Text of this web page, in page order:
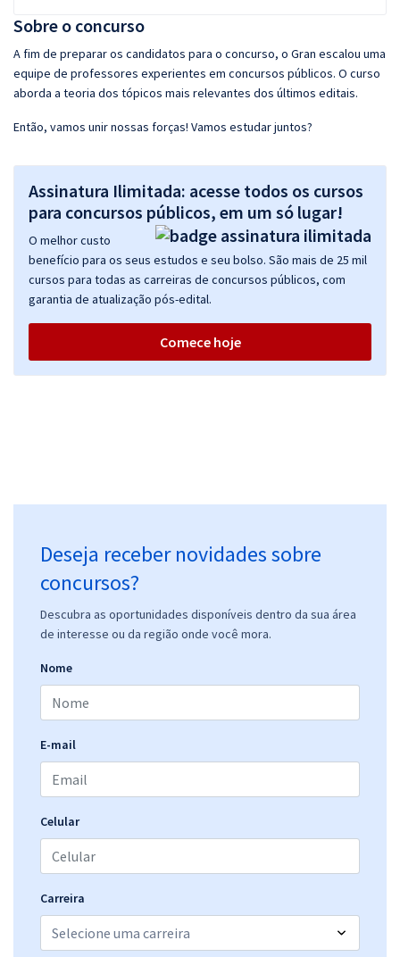
Sobre o concurso
A fim de preparar os candidatos para o concurso, o Gran escalou uma
equipe de professores experientes em concursos públicos. O curso
aborda a teoria dos tópicos mais relevantes dos últimos editais.
Então, vamos unir nossas forças! Vamos estudar juntos?
Assinatura Ilimitada: acesse todos os cursos
para concursos públicos, em um só lugar!
O melhor custo
benefício para os seus estudos e seu bolso. São mais de 25 mil
cursos para todas as carreiras de concursos públicos, com
garantia de atualização pós-edital.
Comece hoje
Deseja receber novidades sobre
concursos?
Descubra as oportunidades disponíveis dentro da sua área
de interesse ou da região onde você mora.
Nome
E-mail
Celular
Carreira